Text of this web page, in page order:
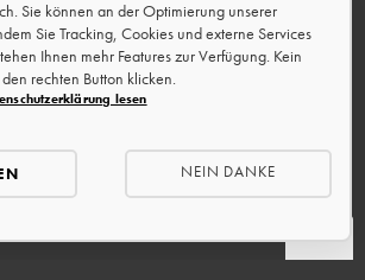
Sie können an der Optimierung unserer
Sie Tracking, Cookies und externe Services
Ihnen mehr Features zur Verfügung. Kein
rechten Button klicken.
lesen
NEIN DANKE